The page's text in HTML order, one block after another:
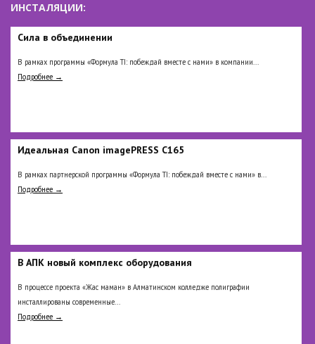
ИНСТАЛЯЦИИ:
Сила в объединении
В рамках программы «Формула TI: побеждай вместе с нами» в компании...
Подробнее →
Идеальная Сanon imagePRESS C165
В рамках партнерской программы «Формула TI: побеждай вместе с нами» в...
Подробнее →
В АПК новый комплекс оборудования
В процессе проекта «Жас маман» в Алматинском колледже полиграфии
инсталлированы современные...
Подробнее →